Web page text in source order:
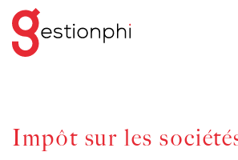
Impôt sur les